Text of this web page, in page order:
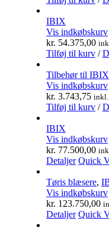
IBIX
Vis indkøbskurv
kr. 54.375,00
Tilføj til kurv/
Tilbehør til IBIX
Vis indkøbskurv
kr. 3.743,75 inkl.
Tilføj til kurv/
IBIX
Vis indkøbskurv
kr. 77.500,00
Detaljer Quick
Tøris blæsere,
Vis indkøbskurv
kr. 123.750,00
Detaljer Quick